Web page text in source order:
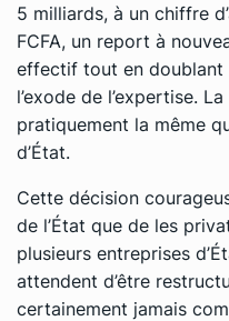
5 milliards, à un chiffre
FCFA, un report à
effectif tout en doublant
l’exode de l’expertise.
pratiquement la même
d’État.
Cette décision
de l’État que de les
plusieurs entreprises
attendent d’être
certainement jamais